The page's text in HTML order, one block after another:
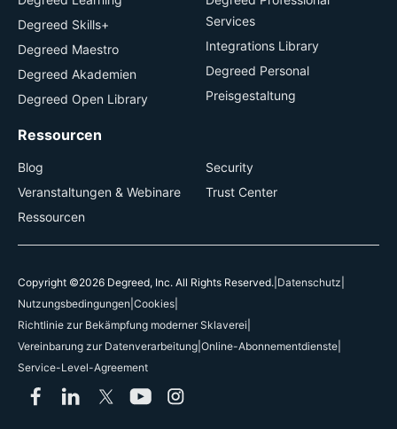
Degreed Skills+
Degreed Maestro
Degreed Akademien
Degreed Open Library
Services
Integrations Library
Degreed Personal
Preisgestaltung
Ressourcen
Blog
Veranstaltungen & Webinare
Ressourcen
Security
Trust Center
Copyright ©2026 Degreed, Inc. All Rights Reserved. Datenschutz
Nutzungsbedingungen Cookies
Richtlinie zur Bekämpfung moderner Sklaverei
Vereinbarung zur Datenverarbeitung Online-Abonnementdienste
Service-Level-Agreement